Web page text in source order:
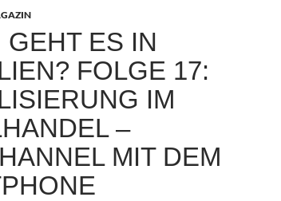
GEHT ES IN
FOLGE 17:
IM
–
MIT DEM